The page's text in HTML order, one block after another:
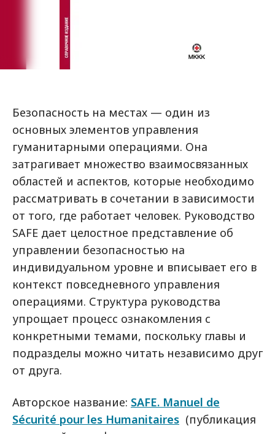
Безопасность на местах — один из
основных элементов управления
гуманитарными операциями. Она
затрагивает множество взаимосвязанных
областей и аспектов, которые необходимо
рассматривать в сочетании в зависимости
от того, где работает человек. Руководство
SAFE дает целостное представление об
управлении безопасностью на
индивидуальном уровне и вписывает его в
контекст повседневного управления
операциями. Структура руководства
упрощает процесс ознакомления с
конкретными темами, поскольку главы и
подразделы можно читать независимо друг
от друга.
Авторское название: SAFE. Manuel de
Sécurité pour les Humanitaires (публикация